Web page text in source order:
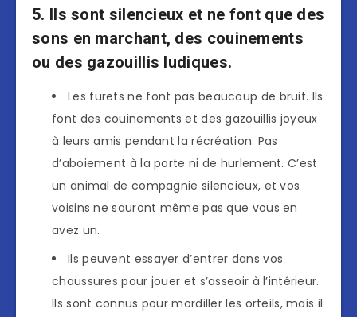
5. Ils sont silencieux et ne font que des
sons en marchant, des couinements
ou des gazouillis ludiques.
Les furets ne font pas beaucoup de bruit. Ils
font des couinements et des gazouillis joyeux
à leurs amis pendant la récréation. Pas
d’aboiement à la porte ni de hurlement. C’est
un animal de compagnie silencieux, et vos
voisins ne sauront même pas que vous en
avez un.
Ils peuvent essayer d’entrer dans vos
chaussures pour jouer et s’asseoir à l’intérieur.
Ils sont connus pour mordiller les orteils, mais il